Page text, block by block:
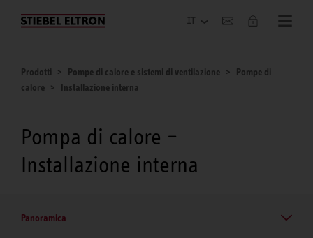
Azienda
Prodotti Pompe di calore e sistemi di ventilazione
Pompe di
calore
Installazione interna
Pompa di calore –
Installazione interna
Panoramica